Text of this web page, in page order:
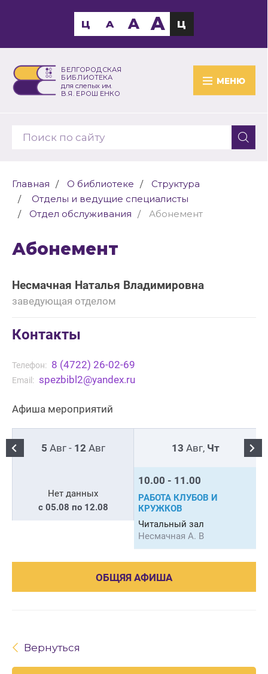
БЕЛГОРОДСКАЯ
БИБЛИОТЕКА
для слепых им.
В.Я. ЕРОШЕНКО
МЕНЮ
Ц A A A Ц
Главная О библиотеке
Структура
Отделы и ведущие специалисты
Отдел обслуживания
Абонемент
Абонемент
Несмачная Наталья Владимировна
заведующая отделом
Контакты
Телефон: 8 (4722) 26-02-69
Email: spezbibl2@yandex.ru
Афиша мероприятий
5 Авг - 12 Авг 13 Авг, Чт
Нет данных
с 05.08 по 12.08
10.00 - 11.00
РАБОТА КЛУБОВ И
КРУЖКОВ
Читальный зал
Несмачная А. В
ОБЩЯЯ АФИША
Вернуться